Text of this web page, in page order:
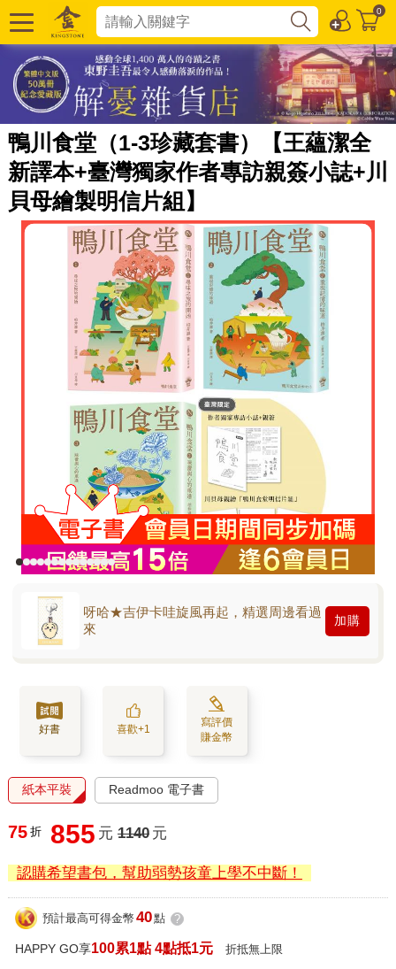
0
鴨川食堂（1-3珍藏套書）【王蘊潔全
新譯本+臺灣獨家作者專訪親簽小誌+川
貝母繪製明信片組】
呀哈★吉伊卡哇旋風再起，精選周邊看過
來
加購
好書 喜歡+1
寫評價
賺金幣
紙本平裝 Readmoo 電子書
75 折 855 元 1140 元
認購希望書包，幫助弱勢孩童上學不中斷！
預計最高可得金幣 40點 ?
HAPPY GO享100累1點 4點抵1元 折抵無上限